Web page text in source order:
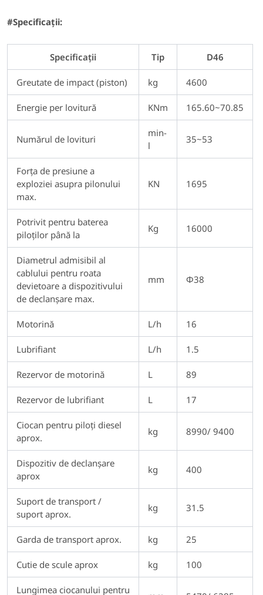
#Specificații:
Specificații Tip D46
Greutate de impact (piston) kg 4600
Energie per lovitură KNm 165.60~70.85
Numărul de lovituri
min-
l
35~53
Forța de presiune a
exploziei asupra pilonului
max.
KN 1695
Potrivit pentru baterea
piloților până la
Kg 16000
Diametrul admisibil al
cablului pentru roata
devietoare a dispozitivului
de declanșare max.
mm Φ38
Motorină L/h 16
Lubrifiant L/h 1.5
Rezervor de motorină L 89
Rezervor de lubrifiant L 17
Ciocan pentru piloți diesel
aprox.
kg 8990/ 9400
Dispozitiv de declanșare
aprox
kg 400
Suport de transport /
suport aprox.
kg 31.5
Garda de transport aprox. kg 25
Cutie de scule aprox kg 100
Lungimea ciocanului pentru